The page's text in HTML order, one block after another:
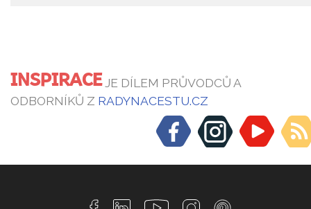
INSPIRACEJE DÍLEM PRŮVODCŮ A
ODBORNÍKŮ Z RADYNACESTU.CZ